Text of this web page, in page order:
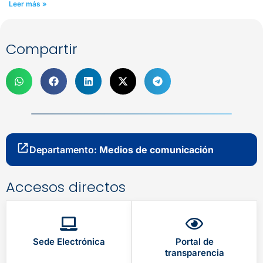
Leer más »
Compartir
Departamento: Medios de comunicación
Accesos directos
Sede Electrónica
Portal de
transparencia